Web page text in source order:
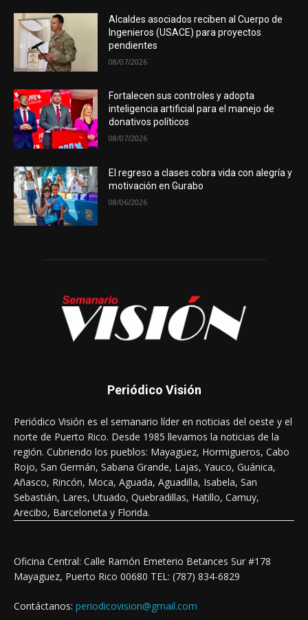
Alcaldes asociados reciben al Cuerpo de
Ingenieros (USACE) para proyectos
pendientes
08/07/2026
Fortalecen sus controles y adopta
inteligencia artificial para el manejo de
donativos políticos
08/07/2026
El regreso a clases cobra vida con alegría y
motivación en Gurabo
08/06/2026
Periódico Visión
Periódico Visión es el semanario líder en noticias del oeste y el
norte de Puerto Rico. Desde 1985 llevamos la noticias de la
región. Cubriendo los pueblos: Mayagüez, Hormigueros, Cabo
Rojo, San Germán, Sabana Grande, Lajas, Yauco, Guánica,
Añasco, Rincón, Moca, Aguada, Aguadilla, Isabela, San
Sebastián, Lares, Utuado, Quebradillas, Hatillo, Camuy,
Arecibo, Barceloneta y Florida.
Oficina Central: Calle Ramón Emeterio Betances Sur #178
Mayaguez, Puerto Rico 00680 TEL: (787) 834-6829
Contáctanos: periodicovision@gmail.com